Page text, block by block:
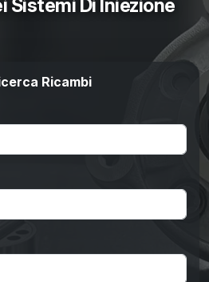
Sistemi Di Iniezione
Ricambi